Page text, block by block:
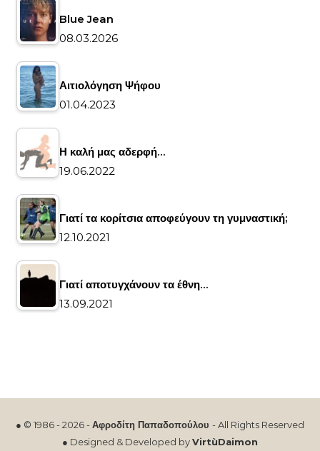
Blue Jean
08.03.2026
Αιτιολόγηση Ψήφου
01.04.2023
Η καλή μας αδερφή…
19.06.2022
Γιατί τα κορίτσια αποφεύγουν τη γυμναστική;
12.10.2021
Γιατί αποτυγχάνουν τα έθνη…
13.09.2021
● © 1986 - 2026 -Αφροδίτη Παπαδοπούλου - All Rights Reserved
● Designed & Developed byVirtùDaimon